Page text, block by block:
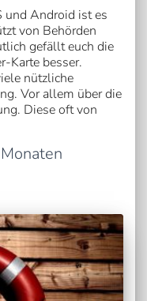
und Android ist es
von Behörden
gefällt euch die
Karte besser.
nützliche
Vor allem über die
Diese oft von